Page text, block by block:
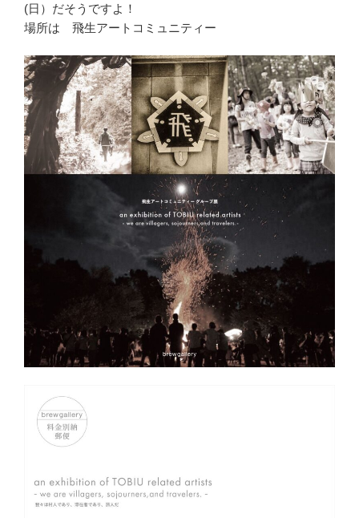
(日）だそうですよ！
場所は 飛生アートコミュニティー